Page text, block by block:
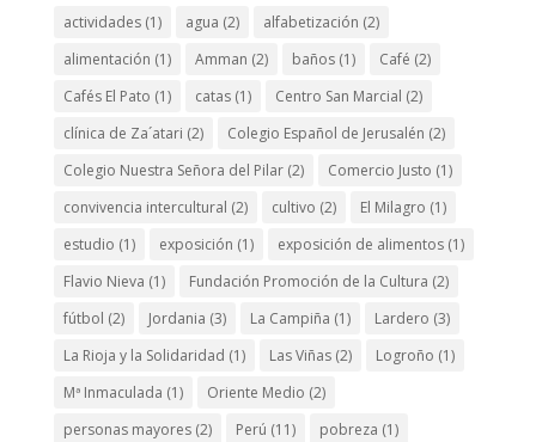
actividades(1) agua (2) alfabetización (2)
alimentación (1) Amman (2) baños(1) Café (2)
Cafés El Pato (1) catas(1) Centro San Marcial (2)
clínica de Za´atari (2) Colegio Español de Jerusalén (2)
Colegio Nuestra Señora del Pilar(2) Comercio Justo (1)
convivencia intercultural (2) cultivo (2) El Milagro (1)
estudio (1) exposición (1) exposición de alimentos(1)
Flavio Nieva (1) Fundación Promoción de la Cultura (2)
fútbol (2) Jordania (3) La Campiña (1) Lardero (3)
La Rioja y la Solidaridad (1) Las Viñas(2) Logroño (1)
Mª Inmaculada (1) Oriente Medio (2)
personas mayores(2) Perú (11) pobreza (1)